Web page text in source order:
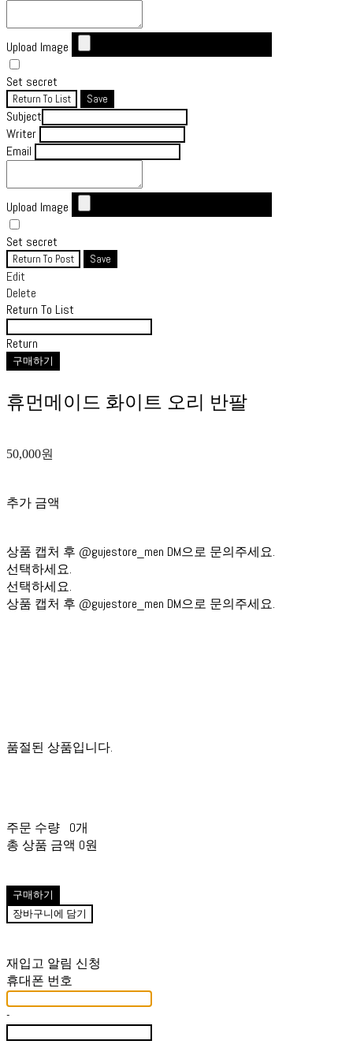
Upload Image
Set secret
Return To List Save
Subject
Writer
Email
Upload Image
Set secret
Return To Post Save
Edit
Delete
Return To List
Return
구매하기
휴먼메이드 화이트 오리 반팔
50,000원
추가 금액
상품 캡처 후 @gujestore_men DM으로 문의주세요.
선택하세요.
선택하세요.
상품 캡처 후 @gujestore_men DM으로 문의주세요.
품절된 상품입니다.
주문 수량
0개
총 상품 금액 0원
구매하기
장바구니에 담기
재입고 알림 신청
휴대폰 번호
-